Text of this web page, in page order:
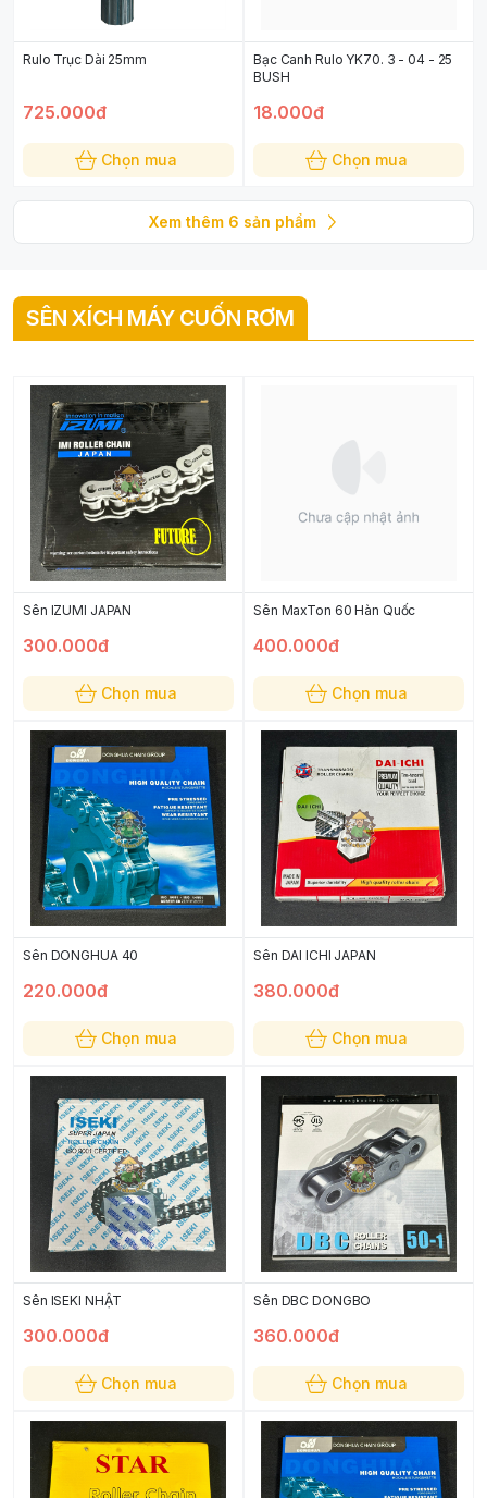
Rulo Trục Dài 25mm
725.000đ
Chọn mua
Bạc Canh Rulo YK70. 3 - 04 - 25
BUSH
18.000đ
Chọn mua
Xem thêm 6 sản phẩm
SÊN XÍCH MÁY CUỐN RƠM
Sên IZUMI JAPAN
300.000đ
Chọn mua
Sên MaxTon 60 Hàn Quốc
400.000đ
Chọn mua
Sên DONGHUA 40
220.000đ
Chọn mua
Sên DAI ICHI JAPAN
380.000đ
Chọn mua
Sên ISEKI NHẬT
300.000đ
Chọn mua
Sên DBC DONGBO
360.000đ
Chọn mua